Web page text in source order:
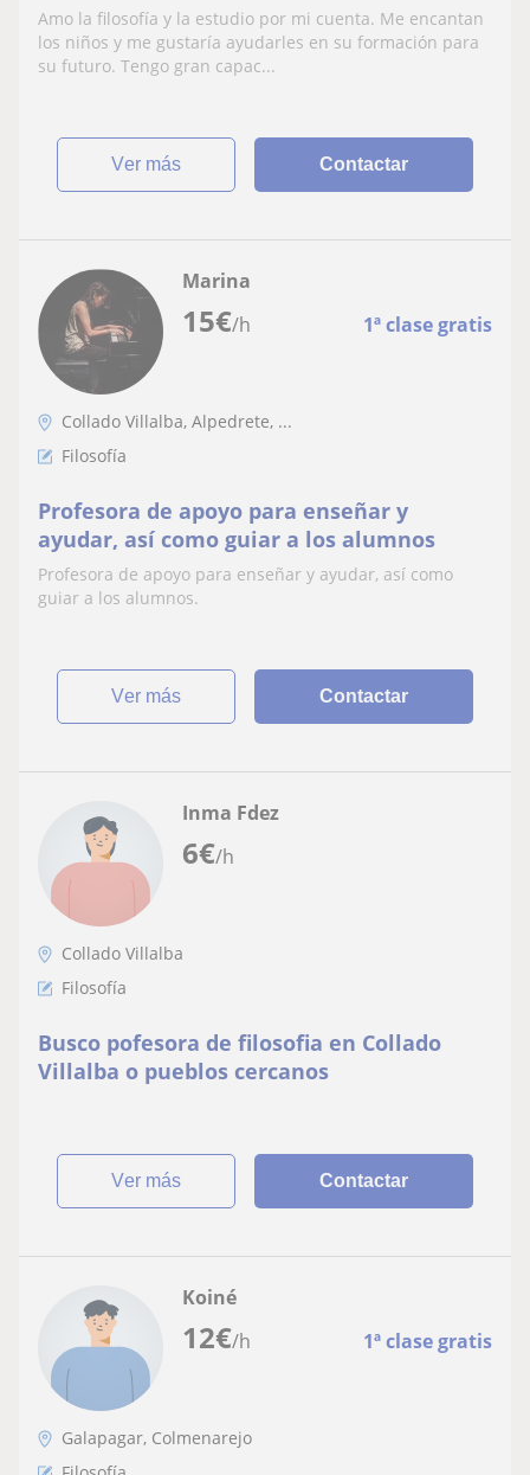
Amo la filosofía y la estudio por mi cuenta. Me encantan
los niños y me gustaría ayudarles en su formación para
su futuro. Tengo gran capac...
ver más Contactar
15€/h 1ª clase gratis
Marina
Collado Villalba, Alpedrete, ...
Filosofía
Profesora de apoyo para enseñar y
ayudar, así como guiar a los alumnos
Profesora de apoyo para enseñar y ayudar, así como
guiar a los alumnos.
ver más Contactar
6€/h
Inma Fdez
Collado Villalba
Filosofía
Busco pofesora de filosofia en Collado
Villalba o pueblos cercanos
ver más Contactar
12€/h 1ª clase gratis
Koiné
Galapagar, Colmenarejo